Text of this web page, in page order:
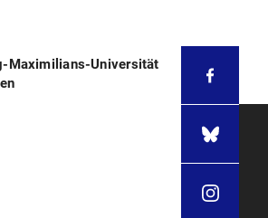
Maximilians-Universität